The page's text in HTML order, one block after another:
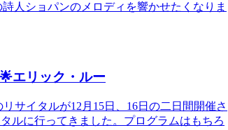
人ショパンのメロディを響かせたくなりま
エリック・ルー
サイタルが12月15日、16日の二日間開催さ
に行ってきました。プログラムはもちろ